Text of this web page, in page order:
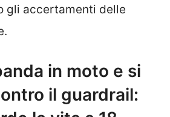
gli accertamenti delle
in moto e si
il guardrail: